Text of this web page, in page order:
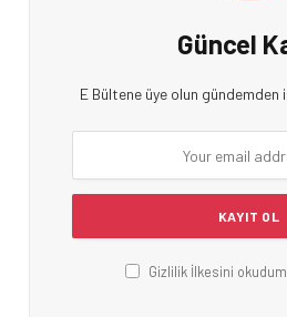
Güncel
E Bültene üye olun
Gizlilik İlkesini